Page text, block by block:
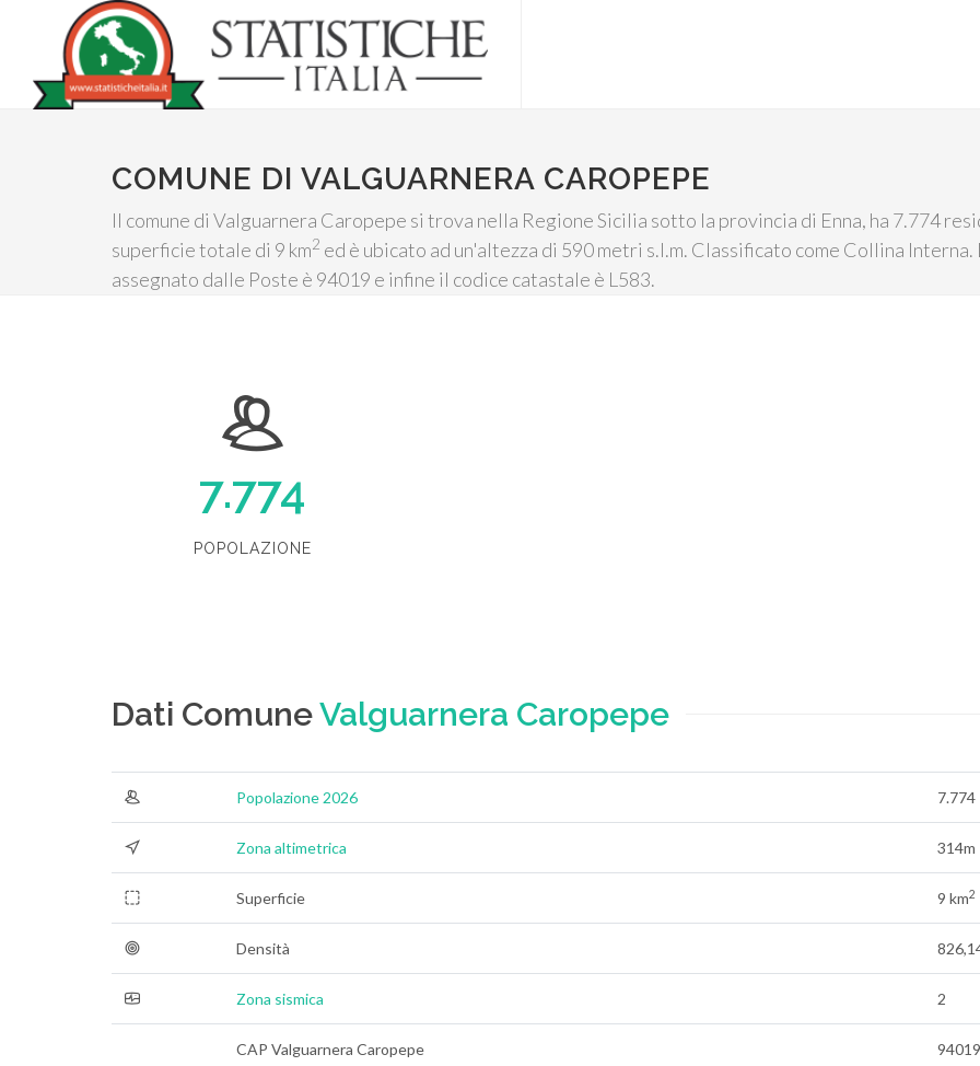
COMUNE DI VALGUARNERA CAROPEPE
Il comune di Valguarnera Caropepe si trova nella Regione Sicilia sotto la provincia di Enna, ha 7.774
superficie totale di 9 km2 ed è ubicato ad un'altezza di 590 metri s.l.m. Classificato come Collina Interna.
assegnato dalle Poste è 94019 e infine il codice catastale è L583.
7.774
POPOLAZIONE
Dati ComuneValguarnera Caropepe
Popolazione 2026 7.774
Zona altimetrica 314m
Superficie 9 km2
Densità
Zona sismica 2
CAP Valguarnera Caropepe 94019